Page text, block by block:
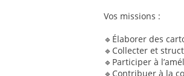
Vos missions :
🔹Élaborer des
🔹Collecter et
🔹Participer à
🔹Contribuer à la